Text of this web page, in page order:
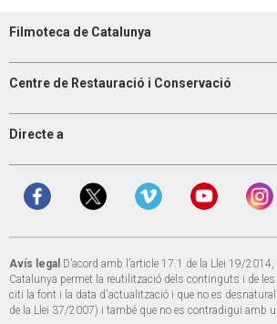
Filmoteca de Catalunya
Centre de Restauració i Conservació
Directe a
Avís legal D’acord amb l’article 17.1 de la Llei 19/
Catalunya permet la reutilització dels continguts i de
citi la font i la data d'actualització i que no es
de la Llei 37/2007) i també que no es contradigui amb